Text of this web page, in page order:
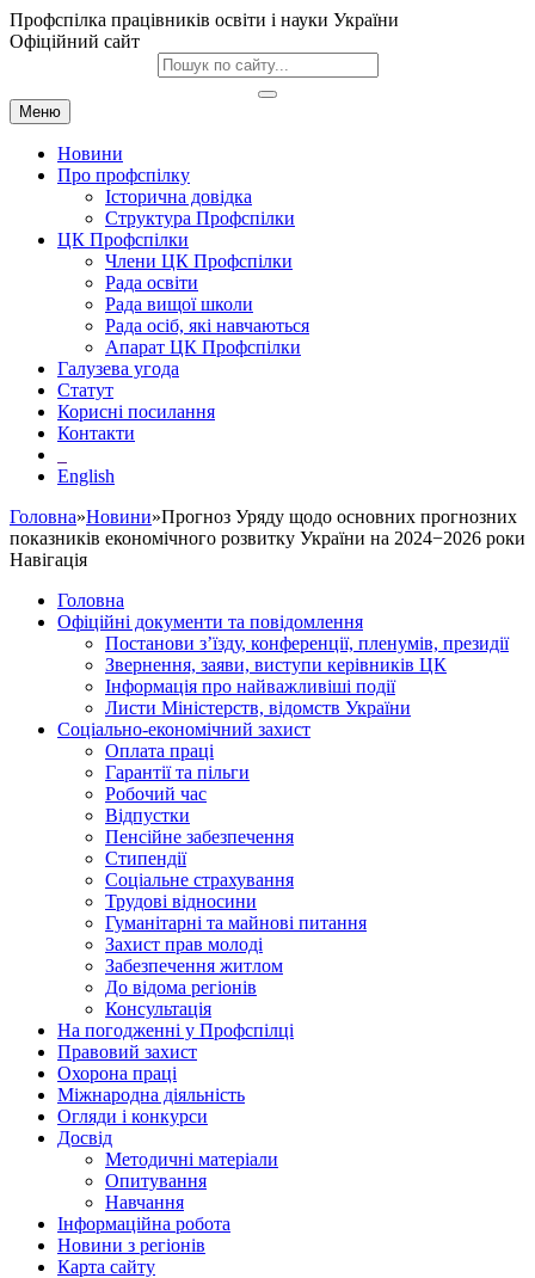
Профспілка працівників освіти і науки України
Офіційний сайт
Меню
Новини
Про профспілку
Історична довідка
Структура Профспілки
ЦК Профспілки
Члени ЦК Профспілки
Рада освіти
Рада вищої школи
Рада осіб, які навчаються
Апарат ЦК Профспілки
Галузева угода
Статут
Корисні посилання
Контакти
English
Головна»Новини»Прогноз Уряду щодо основних прогнозних
показників економічного розвитку України на 2024−2026 роки
Навігація
Головна
Офіційні документи та повідомлення
Постанови з’їзду, конференції, пленумів, президії
Звернення, заяви, виступи керівників ЦК
Інформація про найважливіші події
Листи Міністерств, відомств України
Соціально-економічний захист
Оплата праці
Гарантії та пільги
Робочий час
Відпустки
Пенсійне забезпечення
Стипендії
Соціальне страхування
Трудові відносини
Гуманітарні та майнові питання
Захист прав молоді
Забезпечення житлом
До відома регіонів
Консультація
На погодженні у Профспілці
Правовий захист
Охорона праці
Міжнародна діяльність
Огляди і конкурси
Досвід
Методичні матеріали
Опитування
Навчання
Інформаційна робота
Новини з регіонів
Карта сайту